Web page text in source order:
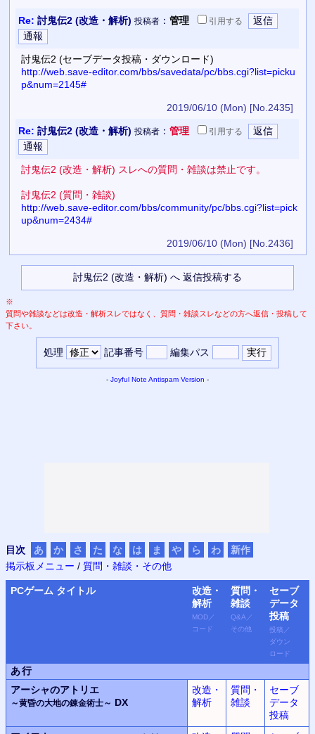
Re: 討鬼伝2 (改造・解析) 投稿者： 管理 引用する
討鬼伝2 (セーブデータ投稿・ダウンロード)
http://web.save-editor.com/bbs/savedata/pc/bbs.cgi?list=picku
p&num=2145#
2019/06/10 (Mon) [No.2435]
Re: 討鬼伝2 (改造・解析) 投稿者： 管理 引用する
討鬼伝2 (改造・解析) スレへの質問・雑談は禁止です。
討鬼伝2 (質問・雑談)
http://web.save-editor.com/bbs/community/pc/bbs.cgi?list=pick
up&num=2434#
2019/06/10 (Mon) [No.2436]
※
質問や雑談などは改造・解析スレではなく、質問・雑談スレなどの方へ返信・投稿して
下さい。
処理 記事番号 編集パス
- Joyful Note Antispam Version -
目次 あ か さ た な は ま や ら わ
新作
掲示板メニュー / 質問・雑談・その他
PCゲーム タイトル
改造・
解析
MOD ／
コード
質問・
雑談
Q&A ／
その他
セーブ
データ
投稿
投稿 ／
ダウン
ロード
あ行
アーシャのアトリエ
～黄昏の大地の錬金術士～ DX
改造・
解析
質問・
雑談
セーブ
データ
投稿